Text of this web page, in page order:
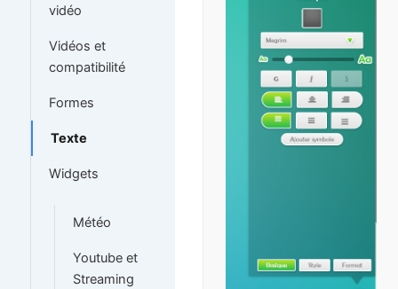
vidéo
Vidéos et
compatibilité
Formes
Texte
Widgets
Météo
Youtube et
Streaming